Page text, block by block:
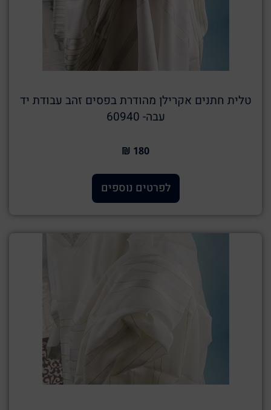
טלית חתנים אקרילן מהודרת בפסים זהב עבודת יד
עבה- 60940
180 ₪
לפרטים נוספים